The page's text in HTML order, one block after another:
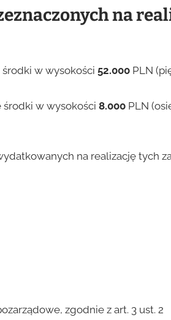
na
środki w wysokości 52.000PLN
środki w wysokości 8.000PLN
na realizację tych
zgodnie z art. 3 ust. 2